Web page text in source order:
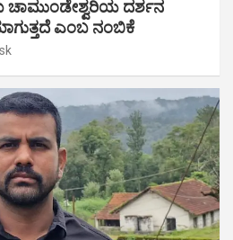
ಚಾಮುಂಡೇಶ್ವರಿಯ ದರ್ಶನ
ಎಂಬ ನಂಬಿಕೆ